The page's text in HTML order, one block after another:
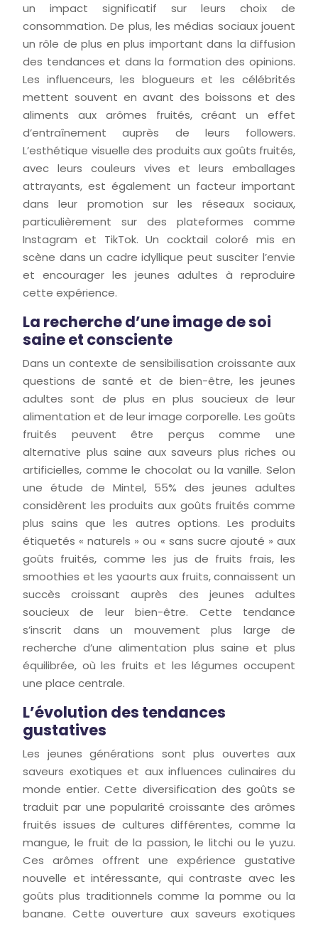
un impact significatif sur leurs choix de
consommation. De plus, les médias sociaux jouent
un rôle de plus en plus important dans la diffusion
des tendances et dans la formation des opinions.
Les influenceurs, les blogueurs et les célébrités
mettent souvent en avant des boissons et des
aliments aux arômes fruités, créant un effet
d’entraînement auprès de leurs followers.
L’esthétique visuelle des produits aux goûts fruités,
avec leurs couleurs vives et leurs emballages
attrayants, est également un facteur important
dans leur promotion sur les réseaux sociaux,
particulièrement sur des plateformes comme
Instagram et TikTok. Un cocktail coloré mis en
scène dans un cadre idyllique peut susciter l’envie
et encourager les jeunes adultes à reproduire
cette expérience.
La recherche d’une image de soi
saine et consciente
Dans un contexte de sensibilisation croissante aux
questions de santé et de bien-être, les jeunes
adultes sont de plus en plus soucieux de leur
alimentation et de leur image corporelle. Les goûts
fruités peuvent être perçus comme une
alternative plus saine aux saveurs plus riches ou
artificielles, comme le chocolat ou la vanille. Selon
une étude de Mintel, 55% des jeunes adultes
considèrent les produits aux goûts fruités comme
plus sains que les autres options. Les produits
étiquetés « naturels » ou « sans sucre ajouté » aux
goûts fruités, comme les jus de fruits frais, les
smoothies et les yaourts aux fruits, connaissent un
succès croissant auprès des jeunes adultes
soucieux de leur bien-être. Cette tendance
s’inscrit dans un mouvement plus large de
recherche d’une alimentation plus saine et plus
équilibrée, où les fruits et les légumes occupent
une place centrale.
L’évolution des tendances
gustatives
Les jeunes générations sont plus ouvertes aux
saveurs exotiques et aux influences culinaires du
monde entier. Cette diversification des goûts se
traduit par une popularité croissante des arômes
fruités issues de cultures différentes, comme la
mangue, le fruit de la passion, le litchi ou le yuzu.
Ces arômes offrent une expérience gustative
nouvelle et intéressante, qui contraste avec les
goûts plus traditionnels comme la pomme ou la
banane. Cette ouverture aux saveurs exotiques